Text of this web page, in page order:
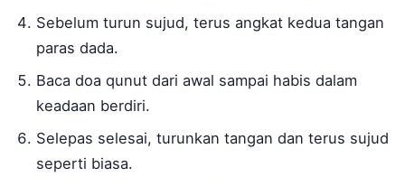
Sebelum turun sujud, terus angkat kedua tangan
paras dada.
Baca doa qunut dari awal sampai habis dalam
keadaan berdiri.
Selepas selesai, turunkan tangan dan terus sujud
seperti biasa.